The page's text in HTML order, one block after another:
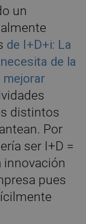
un
de I+D+i: La
de la
mejorar
distintos
Por
ser I+D =
innovación
pues